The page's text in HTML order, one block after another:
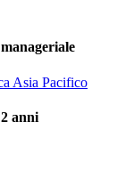
Asia Pacifico
anni